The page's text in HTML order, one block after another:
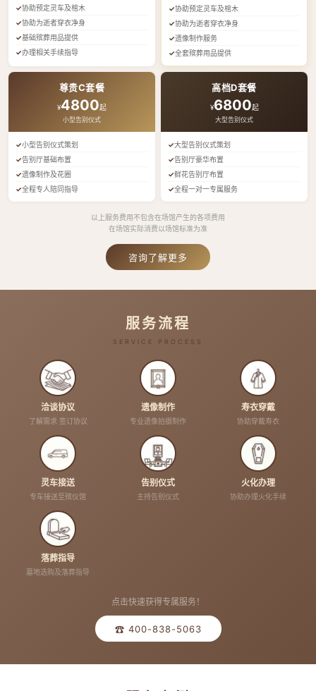
协助预定灵车及棺木
协助为逝者穿衣净身
基础殡葬用品提供
办理相关手续指导
协助预定灵车及棺木
协助为逝者穿衣净身
遗像制作服务
全套殡葬用品提供
尊贵C套餐
¥4800起
小型告别仪式
小型告别仪式策划
告别厅基础布置
遗像制作及花圈
全程专人陪同指导
高档D套餐
¥6800起
大型告别仪式
大型告别仪式策划
告别厅豪华布置
鲜花告别厅布置
全程一对一专属服务
以上服务费用不包含在场馆产生的各项费用
在场馆实际消费以场馆标准为准
咨询了解更多
服务流程
SERVICE PROCESS
洽谈协议
了解需求 签订协议
遗像制作
专业遗像拍摄制作
寿衣穿戴
协助穿戴寿衣
灵车接送
专车接送至殡仪馆
告别仪式
主持告别仪式
火化办理
协助办理火化手续
落葬指导
墓地选购及落葬指导
点击快速获得专属服务！
☎ 400-838-5063